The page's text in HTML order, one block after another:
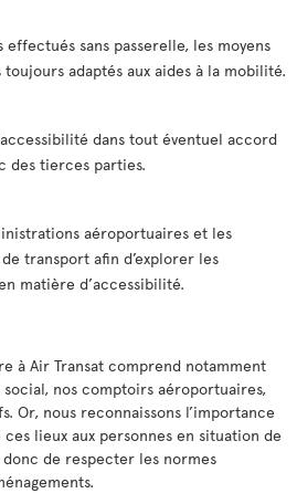
effectués sans passerelle, les moyens
adaptés aux aides à la mobilité.
dans tout éventuel accord
des tierces parties.
aéroportuaires et les
transport afin d’explorer les
matière d’accessibilité.
à Air Transat comprend notamment
nos comptoirs aéroportuaires,
Or, nous reconnaissons l’importance
ces lieux aux personnes en situation de
donc de respecter les normes